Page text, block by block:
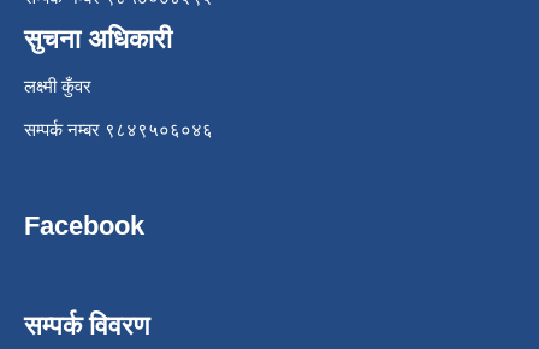
सुचना अधिकारी
लक्ष्मी कुँवर
सम्पर्क नम्बर ९८४९५०६०४६
Facebook
सम्पर्क विवरण